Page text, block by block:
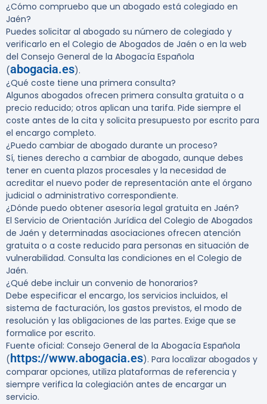
¿Cómo compruebo que un abogado está colegiado en
Jaén?
Puedes solicitar al abogado su número de colegiado y
verificarlo en el Colegio de Abogados de Jaén o en la web
del Consejo General de la Abogacía Española
(abogacia.es).
¿Qué coste tiene una primera consulta?
Algunos abogados ofrecen primera consulta gratuita o a
precio reducido; otros aplican una tarifa. Pide siempre el
coste antes de la cita y solicita presupuesto por escrito para
el encargo completo.
¿Puedo cambiar de abogado durante un proceso?
Sí, tienes derecho a cambiar de abogado, aunque debes
tener en cuenta plazos procesales y la necesidad de
acreditar el nuevo poder de representación ante el órgano
judicial o administrativo correspondiente.
¿Dónde puedo obtener asesoría legal gratuita en Jaén?
El Servicio de Orientación Jurídica del Colegio de Abogados
de Jaén y determinadas asociaciones ofrecen atención
gratuita o a coste reducido para personas en situación de
vulnerabilidad. Consulta las condiciones en el Colegio de
Jaén.
¿Qué debe incluir un convenio de honorarios?
Debe especificar el encargo, los servicios incluidos, el
sistema de facturación, los gastos previstos, el modo de
resolución y las obligaciones de las partes. Exige que se
formalice por escrito.
Fuente oficial: Consejo General de la Abogacía Española
(https://www.abogacia.es). Para localizar abogados y
comparar opciones, utiliza plataformas de referencia y
siempre verifica la colegiación antes de encargar un
servicio.